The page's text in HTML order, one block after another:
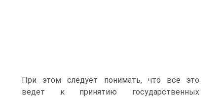
При этом следует понимать, что все это
ведет к принятию государственных